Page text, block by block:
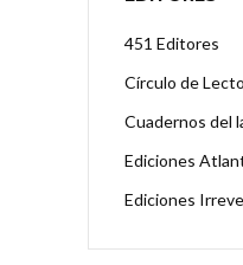
451 Editores
Círculo de
Cuadernos del
Ediciones
Ediciones